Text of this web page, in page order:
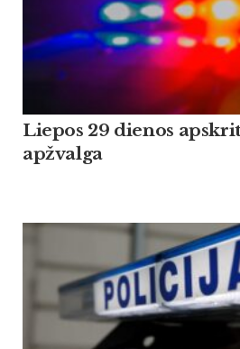
Liepos 29 dienos
apžvalga